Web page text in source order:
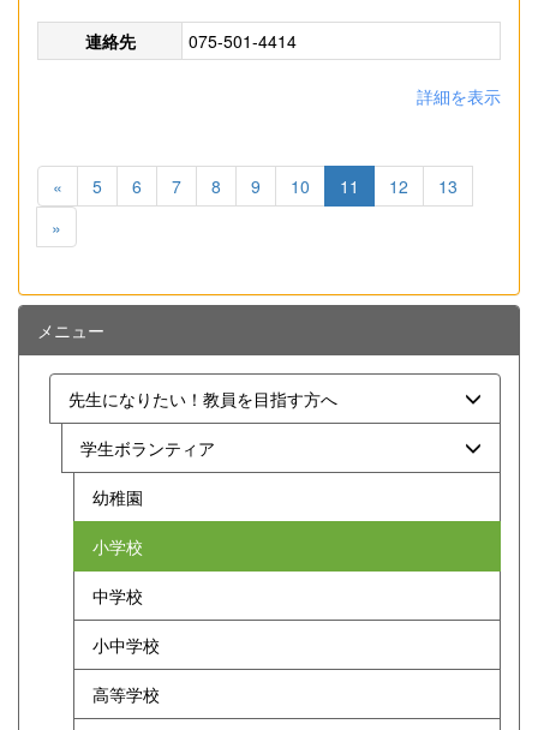
連絡先 075-501-4414
詳細を表示
« 5 6 7 8 9 10 11 12
13
»
メニュー
先生になりたい！教員を目指す方へ
学生ボランティア
幼稚園
小学校
中学校
小中学校
高等学校